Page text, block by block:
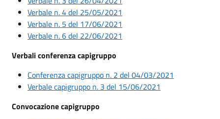
Verbale n. 4 del 25/05/2021
Verbale n. 5 del 17/06/2021
Verbale n. 6 del 22/06/2021
Verbali conferenza capigruppo
Conferenza capigruppo n. 2 del 04/03/2021
Verbale capigruppo n. 3 del 15/06/2021
Convocazione capigruppo